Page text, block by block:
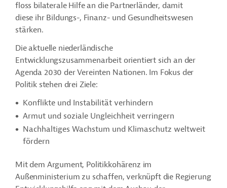
floss bilaterale Hilfe an die Partnerländer, damit
diese ihr Bildungs-, Finanz- und Gesundheitswesen
stärken.
Die aktuelle niederländische
Entwicklungszusammenarbeit orientiert sich an der
Agenda 2030 der Vereinten Nationen. Im Fokus der
Politik stehen drei Ziele:
Konflikte und Instabilität verhindern
Armut und soziale Ungleichheit verringern
Nachhaltiges Wachstum und Klimaschutz weltweit
fördern
Mit dem Argument, Politikkohärenz im
Außenministerium zu schaffen, verknüpft die Regierung